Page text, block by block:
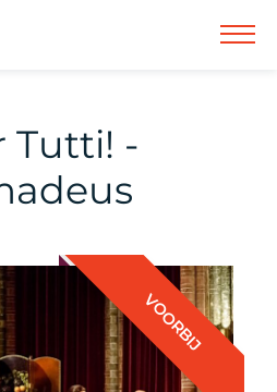
Tutti! -
VOORBIJ